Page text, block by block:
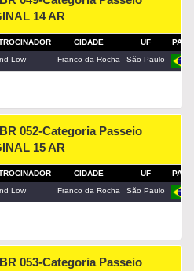
14 AR
CIDADE UF
PAÍS
Low Franco da Rocha São Paulo
052-Categoria Passeio
15 AR
CIDADE UF
PAÍS
Low Franco da Rocha São Paulo
053-Categoria Passeio